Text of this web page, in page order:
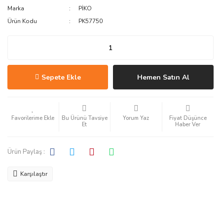
Marka
PİKO
Ürün Kodu
PK57750
Sepete Ekle Hemen Satın Al
Bu Ürünü Tavsiye
Et
Yorum Yaz
Fiyat Düşünce
Haber Ver
Ürün Paylaş :
Karşılaştır